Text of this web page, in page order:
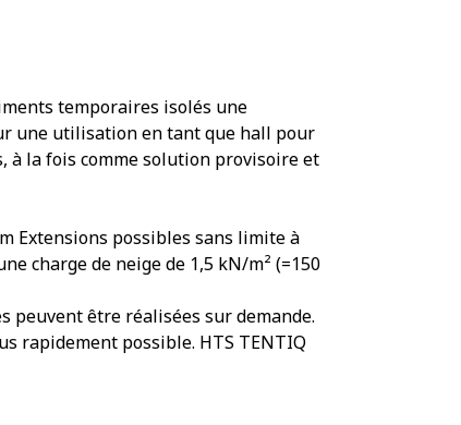
temporaires isolés une
une utilisation en tant que hall pour
à la fois comme solution provisoire et
Extensions possibles sans limite à
charge de neige de 1,5 kN/m² (=150
peuvent être réalisées sur demande.
rapidement possible. HTS TENTIQ